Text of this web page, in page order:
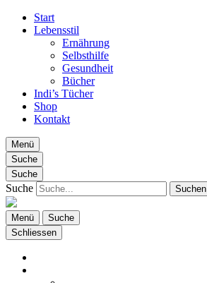
Start
Lebensstil
Ernährung
Selbsthilfe
Gesundheit
Bücher
Indi’s Tücher
Shop
Kontakt
Laden für Gesundheit
Fachgeschäft für gesunde Lebensführung!
Menü
Suche
Suche
Suche
Menü Suche
Laden für Gesundheit
Schliessen